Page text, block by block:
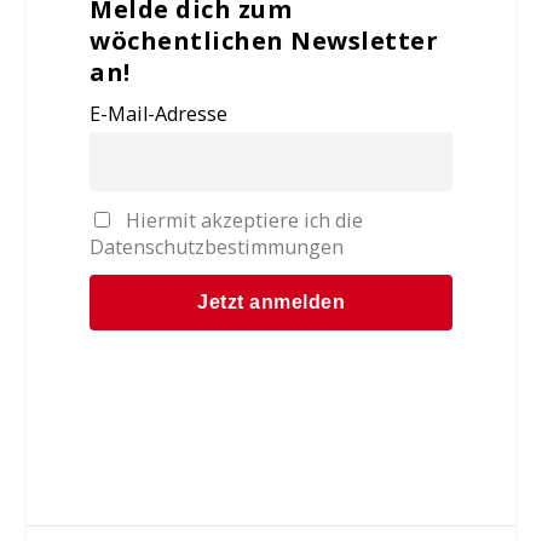
Melde dich zum
wöchentlichen Newsletter
an!
E-Mail-Adresse
Hiermit akzeptiere ich die
Datenschutzbestimmungen